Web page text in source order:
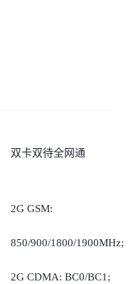
双卡双待全网通
2G GSM:
850/900/1800/1900MHz;
2G CDMA: BC0/BC1;